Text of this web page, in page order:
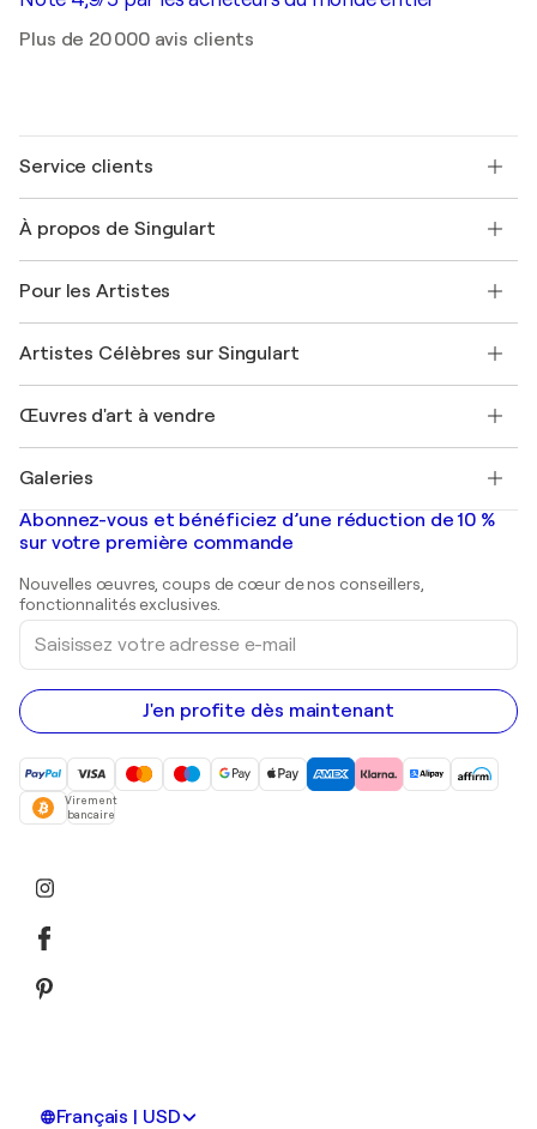
Plus de 20 000 avis clients
Service clients
Expédition
Offrir une carte cadeau
Rejoignez notre programme commercial
Mon compte
+33 1 76 44 06 42
À propos de Singulart
FAQ
Magazine Singulart
Emplois
Découvrez une sélection d'art original
Pour les Artistes
Se connecter en tant qu'Artiste
Artistes Célèbres sur Singulart
Marc Chagall
Banksy
Mr. Brainwash
Shepard Fairey
Œuvres d'art à vendre
Tableaux abstraits à vendre
Peintures de paysage
Estampes
Peintures acryliques
Galeries
Galeries d'art en France
Galeries d'art en Belgique
Abonnez-vous et bénéficiez d’une réduction de 10 %
sur votre première commande
Nouvelles œuvres, coups de cœur de nos conseillers,
fonctionnalités exclusives.
Saisissez
votre
adresse
e-
mail
J'en profite dès maintenant
Virement
bancaire
Français | USD